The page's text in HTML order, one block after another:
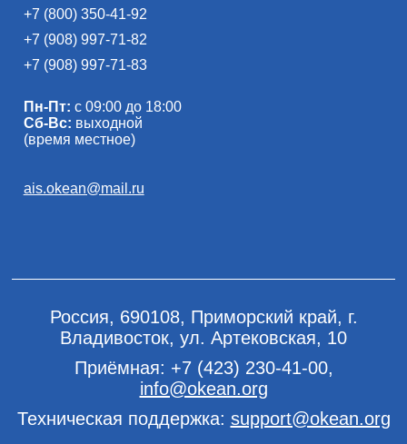
+7 (800) 350-41-92
+7 (908) 997-71-82
+7 (908) 997-71-83
Пн-Пт: с 09:00 до 18:00
Сб-Вс: выходной
(время местное)
ais.okean@mail.ru
Россия, 690108, Приморский край, г.
Владивосток, ул. Артековская, 10
Приёмная: +7 (423) 230-41-00,
info@okean.org
Техническая поддержка: support@okean.org